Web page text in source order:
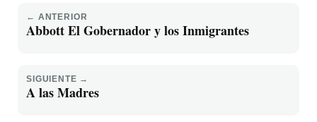
← ANTERIOR
Abbott El Gobernador y los Inmigrantes
SIGUIENTE →
A las Madres